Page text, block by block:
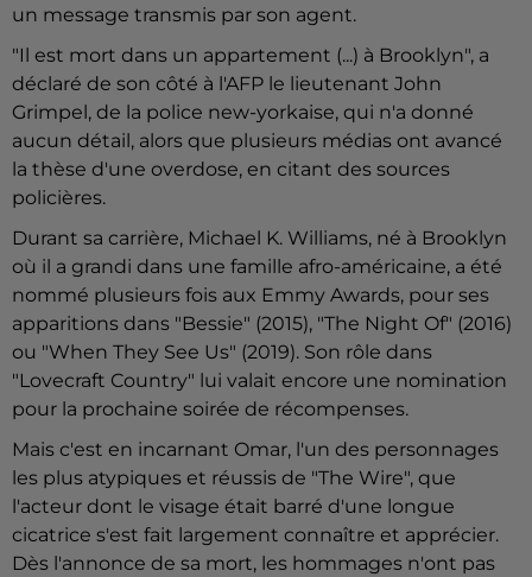
un message transmis par son agent.
"Il est mort dans un appartement (...) à Brooklyn", a
déclaré de son côté à l'AFP le lieutenant John
Grimpel, de la police new-yorkaise, qui n'a donné
aucun détail, alors que plusieurs médias ont avancé
la thèse d'une overdose, en citant des sources
policières.
Durant sa carrière, Michael K. Williams, né à Brooklyn
où il a grandi dans une famille afro-américaine, a été
nommé plusieurs fois aux Emmy Awards, pour ses
apparitions dans "Bessie" (2015), "The Night Of" (2016)
ou "When They See Us" (2019). Son rôle dans
"Lovecraft Country" lui valait encore une nomination
pour la prochaine soirée de récompenses.
Mais c'est en incarnant Omar, l'un des personnages
les plus atypiques et réussis de "The Wire", que
l'acteur dont le visage était barré d'une longue
cicatrice s'est fait largement connaître et apprécier.
Dès l'annonce de sa mort, les hommages n'ont pas